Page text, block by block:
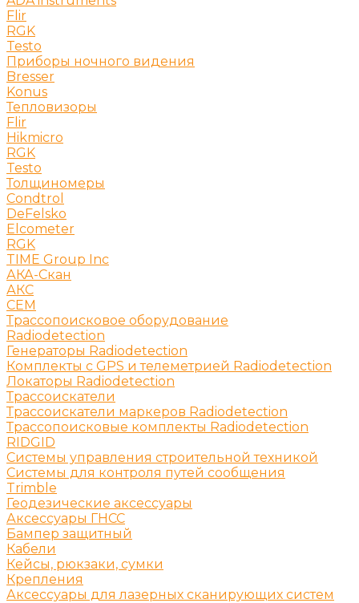
Flir
RGK
Testo
Приборы ночного видения
Bresser
Konus
Тепловизоры
Flir
Hikmicro
RGK
Testo
Толщиномеры
Condtrol
DeFelsko
Elcometer
RGK
TIME Group Inc
АКА-Скан
АКС
СЕМ
Трассопоисковое оборудование
Radiodetection
Генераторы Radiodetection
Комплекты с GPS и телеметрией Radiodetection
Локаторы Radiodetection
Трассоискатели
Трассоискатели маркеров Radiodetection
Трассопоисковые комплекты Radiodetection
RIDGID
Системы управления строительной техникой
Системы для контроля путей сообщения
Trimble
Геодезические аксессуары
Аксессуары ГНСС
Бампер защитный
Кабели
Кейсы, рюкзаки, сумки
Крепления
Аксессуары для лазерных сканирующих систем